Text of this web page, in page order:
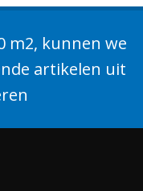
m2, kunnen we
artikelen uit